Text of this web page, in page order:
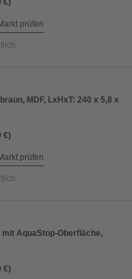
€)
prüfen
MDF, LxHxT: 240 x 5,8 x
€)
prüfen
AquaStop-Oberfläche,
€)